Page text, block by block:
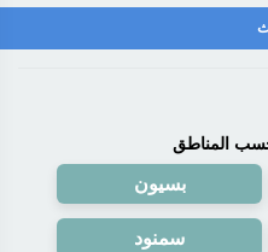
حسب المناطق
بسيون
سمنود